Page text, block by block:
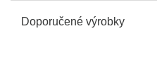
Doporučené výrobky